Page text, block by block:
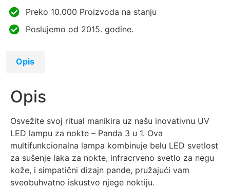
Preko 10.000 Proizvoda na stanju
Poslujemo od 2015. godine.
Opis
Opis
Osvežite svoj ritual manikira uz našu inovativnu UV
LED lampu za nokte – Panda 3 u 1. Ova
multifunkcionalna lampa kombinuje belu LED svetlost
za sušenje laka za nokte, infracrveno svetlo za negu
kože, i simpatični dizajn pande, pružajući vam
sveobuhvatno iskustvo njege noktiju.